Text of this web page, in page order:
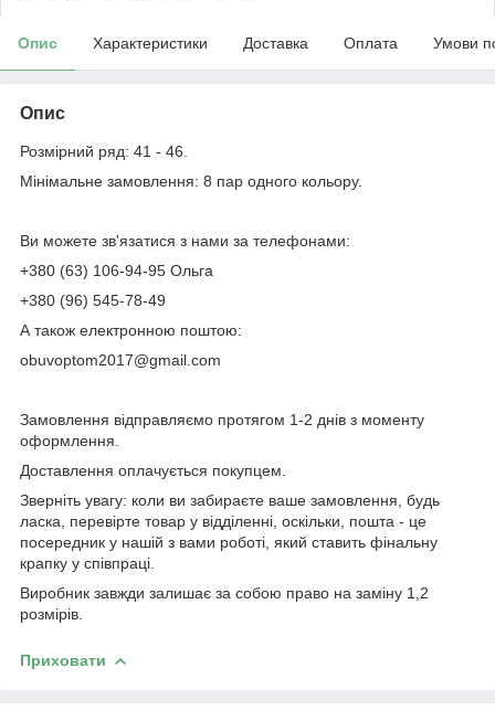
Опис Характеристики Доставка Оплата Умови
Опис
Розмірний ряд: 41 - 46.
Мінімальне замовлення: 8 пар одного кольору.
Ви можете зв'язатися з нами за телефонами:
+380 (63) 106-94-95 Ольга
+380 (96) 545-78-49
А також електронною поштою:
obuvoptom2017@gmail.com
Замовлення відправляємо протягом 1-2 днів з моменту
оформлення.
Доставлення оплачується покупцем.
Зверніть увагу: коли ви забираєте ваше замовлення, будь
ласка, перевірте товар у відділенні, оскільки, пошта - це
посередник у нашій з вами роботі, який ставить фінальну
крапку у співпраці.
Виробник завжди залишає за собою право на заміну 1,2
розмірів.
Приховати